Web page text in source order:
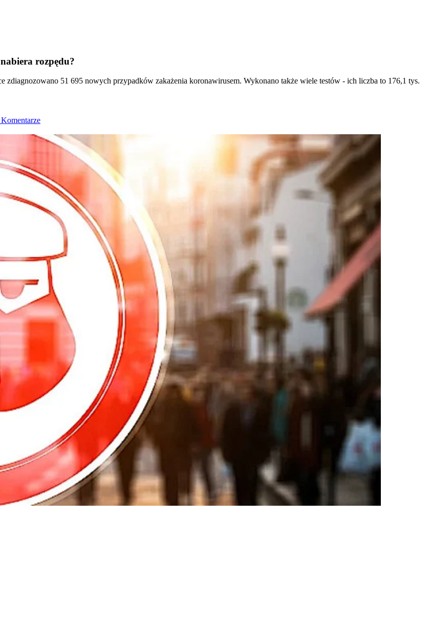
rozpędu?
51 695 nowych przypadków zakażenia koronawirusem. Wykonano także wiele testów - ich liczba to 176,1 tys.
Komentarze